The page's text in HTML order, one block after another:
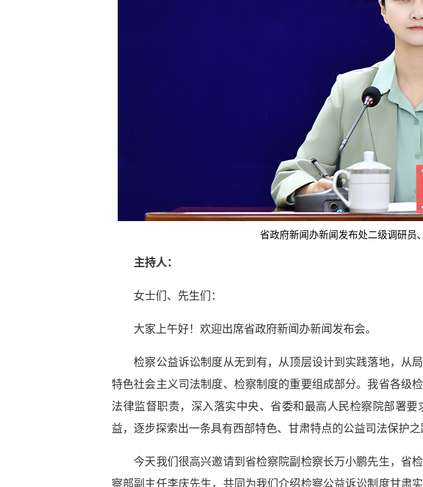
省政府新闻办新闻发布处二级调研员
主持人：
女士们、先生们：
大家上午好！欢迎出席省政府新闻办新闻发布会。
检察公益诉讼制度从无到有，从顶层设计到实践落地，从
特色社会主义司法制度、检察制度的重要组成部分。我省各级
法律监督职责，深入落实中央、省委和最高人民检察院部署
益，逐步探索出一条具有西部特色、甘肃特点的公益司法保护
今天我们很高兴邀请到省检察院副检察长万小鹏先生，省
察部副主任李庆先生，共同为我们介绍检察公益诉讼制度甘肃